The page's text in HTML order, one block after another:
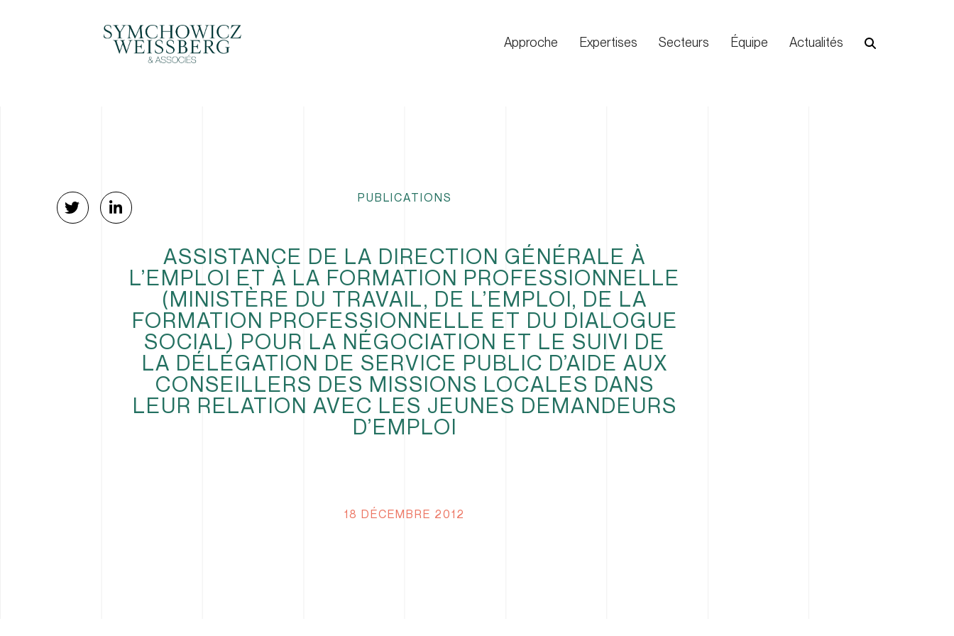
Approche Expertises Secteurs Équipe Actualités
PUBLICATIONS
ASSISTANCE DE LA DIRECTION GÉNÉRALE À
L’EMPLOI ET À LA FORMATION PROFESSIONNELLE
(MINISTÈRE DU TRAVAIL, DE L’EMPLOI, DE LA
FORMATION PROFESSIONNELLE ET DU DIALOGUE
SOCIAL) POUR LA NÉGOCIATION ET LE SUIVI DE
LA DÉLÉGATION DE SERVICE PUBLIC D’AIDE AUX
CONSEILLERS DES MISSIONS LOCALES DANS
LEUR RELATION AVEC LES JEUNES DEMANDEURS
D’EMPLOI
18 DÉCEMBRE 2012